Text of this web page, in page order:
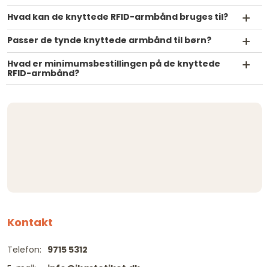
Hvad kan de knyttede RFID-armbånd bruges til?
Passer de tynde knyttede armbånd til børn?
Hvad er minimumsbestillingen på de knyttede
RFID-armbånd?
Kontakt
Telefon: 9715 5312